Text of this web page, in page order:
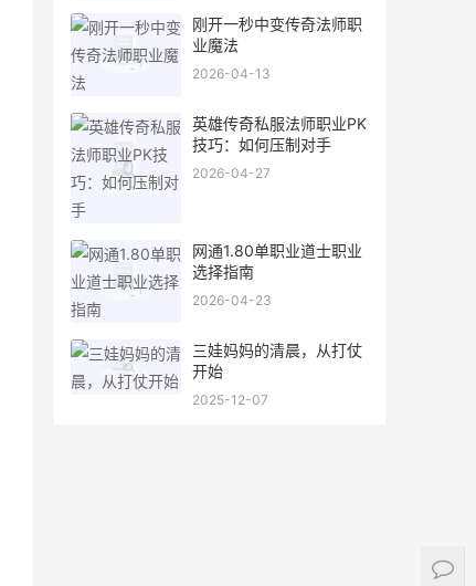
刚开一秒中变传奇法师职
业魔法
2026-04-13
英雄传奇私服法师职业PK
技巧：如何压制对手
2026-04-27
网通1.80单职业道士职业
选择指南
2026-04-23
三娃妈妈的清晨，从打仗
开始
2025-12-07